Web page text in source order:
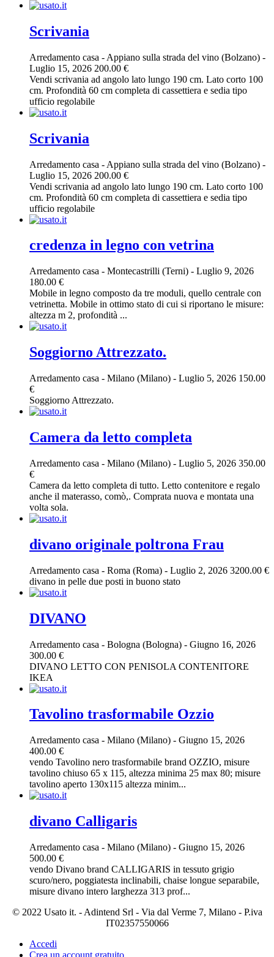
Scrivania
Arredamento casa - Appiano sulla strada del vino (Bolzano) -
Luglio 15, 2026 200.00 €
Vendi scrivania ad angolo lato lungo 190 cm. Lato corto 100
cm. Profondità 60 cm completa di cassettiera e sedia tipo
ufficio regolabile
Scrivania
Arredamento casa - Appiano sulla strada del vino (Bolzano) -
Luglio 15, 2026 200.00 €
Vendi scrivania ad angolo lato lungo 190 cm. Lato corto 100
cm. Profondità 60 cm completa di cassettiera e sedia tipo
ufficio regolabile
credenza in legno con vetrina
Arredamento casa - Montecastrilli (Terni) - Luglio 9, 2026
180.00 €
Mobile in legno composto da tre moduli, quello centrale con
vetrinetta. Mobile in ottimo stato di cui si riportano le misure:
altezza m 2, profondità ...
Soggiorno Attrezzato.
Arredamento casa - Milano (Milano) - Luglio 5, 2026 150.00
€
Soggiorno Attrezzato.
Camera da letto completa
Arredamento casa - Milano (Milano) - Luglio 5, 2026 350.00
€
Camera da letto completa di tutto. Letto contenitore e regalo
anche il materasso, comò,. Comprata nuova e montata una
volta sola.
divano originale poltrona Frau
Arredamento casa - Roma (Roma) - Luglio 2, 2026 3200.00 €
divano in pelle due posti in buono stato
DIVANO
Arredamento casa - Bologna (Bologna) - Giugno 16, 2026
300.00 €
DIVANO LETTO CON PENISOLA CONTENITORE
IKEA
Tavolino trasformabile Ozzio
Arredamento casa - Milano (Milano) - Giugno 15, 2026
400.00 €
vendo Tavolino nero trasformabile brand OZZIO, misure
tavolino chiuso 65 x 115, altezza minima 25 max 80; misure
tavolino aperto 130x115 altezza minim...
divano Calligaris
Arredamento casa - Milano (Milano) - Giugno 15, 2026
500.00 €
vendo Divano brand CALLIGARIS in tessuto grigio
scuro/nero, poggiatesta inclinabili, chaise longue separabile,
misure divano intero larghezza 313 prof...
© 2022 Usato it. - Adintend Srl - Via dal Verme 7, Milano - P.iva
IT02357550066
Accedi